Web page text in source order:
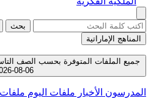
بحث
المناهج الإماراتية
جميع الملفات المتوفرة بحسب الصف
06-08-2026
المدرسون الأخبار ملفات اليوم